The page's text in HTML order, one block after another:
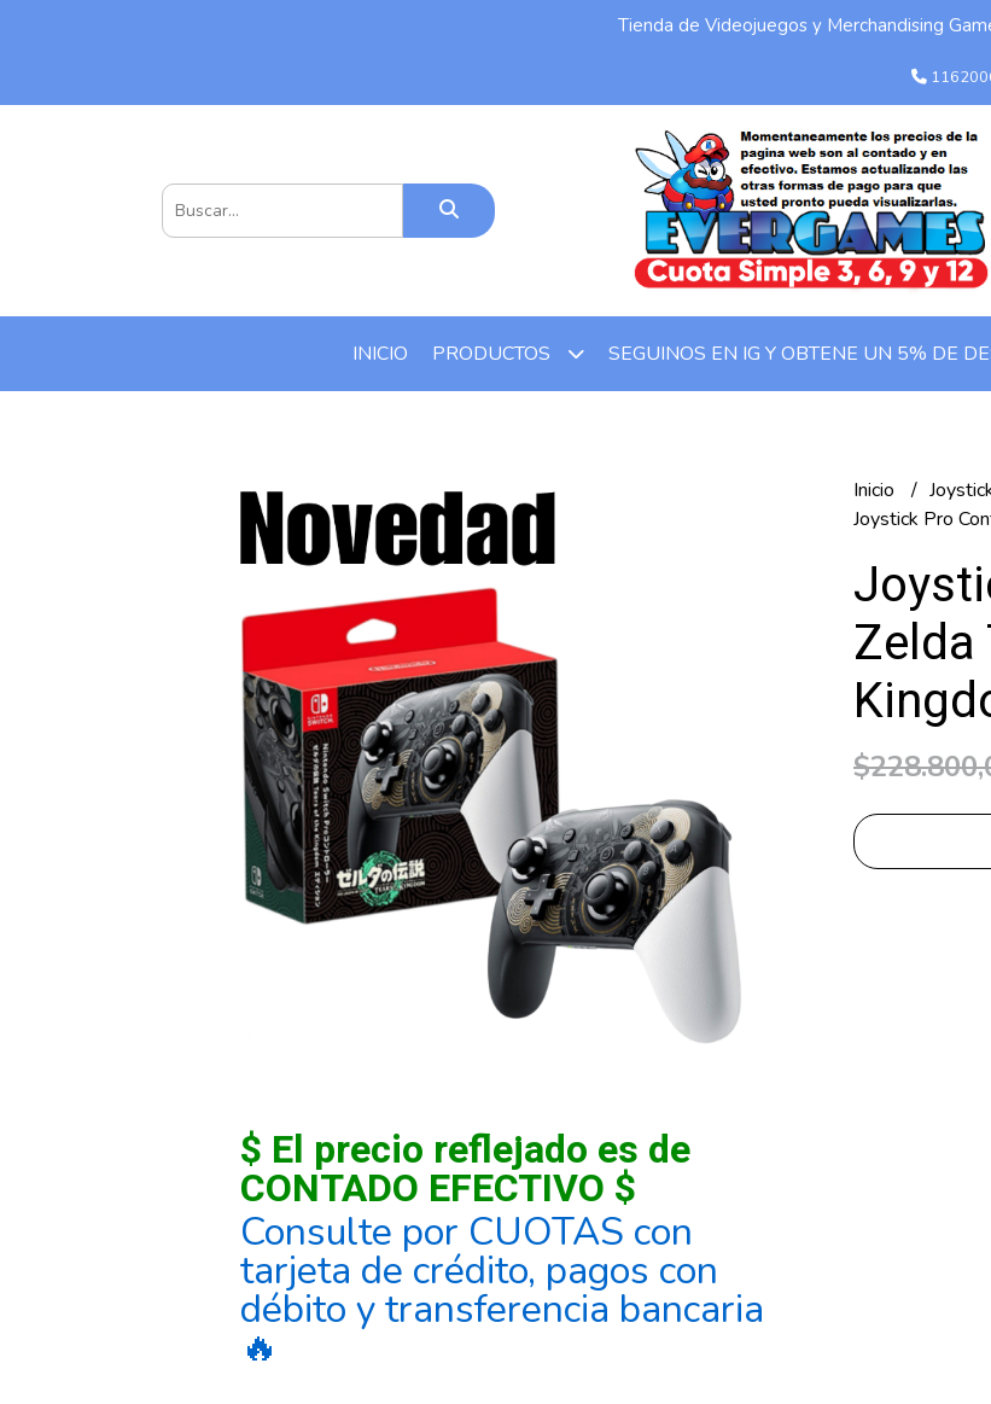
Tienda de Videojuegos y Merchandising
INICIO PRODUCTOS SEGUINOS EN IG Y OBTENE UN 5% DE
$ El precio reflejado es de
CONTADO EFECTIVO $
Consulte por CUOTAS con
tarjeta de crédito, pagos con
débito y transferencia bancaria
🔥
Inicio
Joystick Pro
Zelda